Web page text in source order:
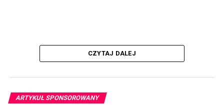
CZYTAJ DALEJ
ARTYKUŁ SPONSOROWANY